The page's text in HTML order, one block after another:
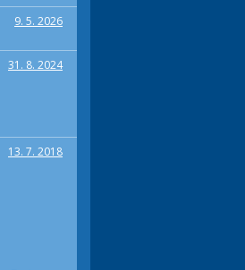
9. 5. 2026
31. 8. 2024
13. 7. 2018